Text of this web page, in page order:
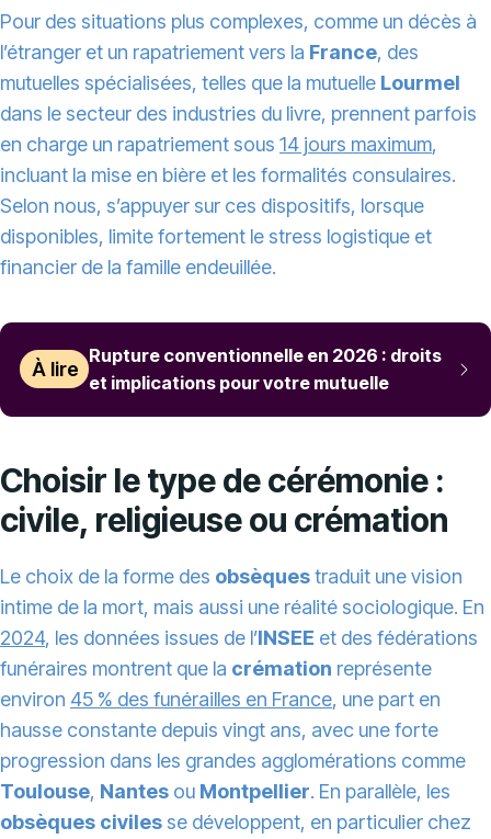
Pour des situations plus complexes, comme un décès à
l’étranger et un rapatriement vers la France, des
mutuelles spécialisées, telles que la mutuelle Lourmel
dans le secteur des industries du livre, prennent parfois
en charge un rapatriement sous 14 jours maximum,
incluant la mise en bière et les formalités consulaires.
Selon nous, s’appuyer sur ces dispositifs, lorsque
disponibles, limite fortement le stress logistique et
financier de la famille endeuillée.
À lire
Rupture conventionnelle en 2026 : droits
et implications pour votre mutuelle
Choisir le type de cérémonie :
civile, religieuse ou crémation
Le choix de la forme des obsèquestraduit une vision
intime de la mort, mais aussi une réalité sociologique. En
2024, les données issues de l’INSEE et des fédérations
funéraires montrent que la crémation représente
environ 45 % des funérailles en France, une part en
hausse constante depuis vingt ans, avec une forte
progression dans les grandes agglomérations comme
Toulouse, Nantes ou Montpellier. En parallèle, les
obsèques civiles se développent, en particulier chez